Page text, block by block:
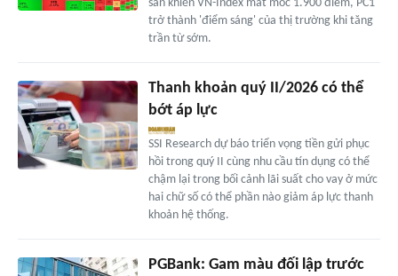
sản khiến VN-Index mất mốc 1.900 điểm, PC1
trở thành 'điểm sáng' của thị trường khi tăng
trần từ sớm.
Thanh khoản quý II/2026 có thể
bớt áp lực
SSI Research dự báo triển vọng tiền gửi phục
hồi trong quý II cùng nhu cầu tín dụng có thể
chậm lại trong bối cảnh lãi suất cho vay ở mức
hai chữ số có thể phần nào giảm áp lực thanh
khoản hệ thống.
PGBank: Gam màu đối lập trước